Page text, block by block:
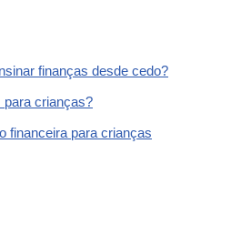
finanças desde cedo?
para crianças?
financeira para crianças